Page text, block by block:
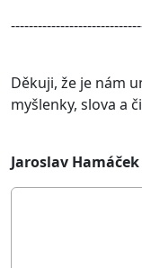
Děkuji, že je nám
myšlenky, slova a
Jaroslav Hamáček